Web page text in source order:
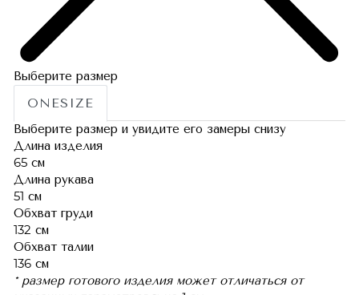
Выберите размер
ONESIZE
Выберите размер и увидите его замеры снизу
Длина изделия
65 см
Длина рукава
51 см
Обхват груди
132 см
Обхват талии
136 см
* размер готового изделия может отличаться от